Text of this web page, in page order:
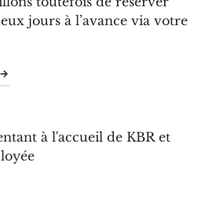
jours à l’avance via votre
"CONSULTEZ NOS COLLECTIONS"
→